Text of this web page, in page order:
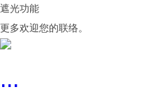
遮光功能
更多欢迎您的联络。
...